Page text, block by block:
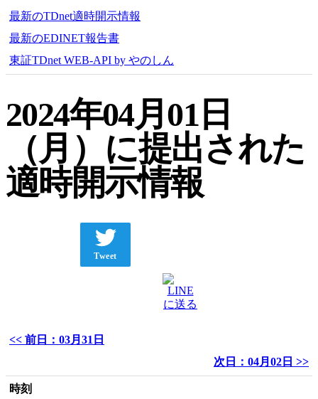
最新のTDnet適時開示情報
最新のEDINET報告書
東証TDnet WEB-API by やのしん
2024年04月01日
（月）に提出された
適時開示情報
Tweet
<< 前日：03月31日
次日：04月02日 >>
時刻